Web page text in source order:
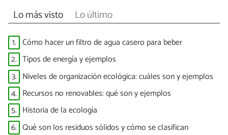
Lo más visto Lo último
1. Cómo hacer un filtro de agua casero para beber
2. Tipos de energía y ejemplos
3. Niveles de organización ecológica: cuáles son y ejemplos
4. Recursos no renovables: qué son y ejemplos
5. Historia de la ecología
6. Qué son los residuos sólidos y cómo se clasifican